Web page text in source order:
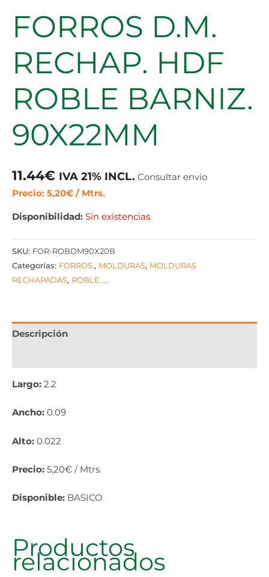
FORROS D.M.
RECHAP. HDF
ROBLE BARNIZ.
90X22MM
11.44€ IVA 21% INCL. Consultar envío
Precio: 5,20€ / Mtrs.
Disponibilidad: Sin existencias
SKU: FOR-ROBDM90X20B
Categorías: FORROS., MOLDURAS, MOLDURAS
RECHAPADAS, ROBLE.....
Descripción
Largo: 2.2
Ancho: 0.09
Alto: 0.022
Precio: 5,20€ / Mtrs.
Disponible: BASICO
Productos
relacionados